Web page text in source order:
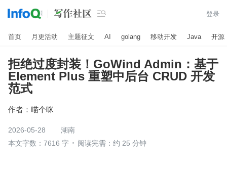
 登录
首页 月更活动 主题征文 AI golang 移动开发 Java 开源
拒绝过度封装！GoWind Admin：基于
Element Plus 重塑中后台 CRUD 开发
范式
作者： 喵个咪
2026-05-28
湖南
本文字数：7616 字
阅读完需：约 25 分钟